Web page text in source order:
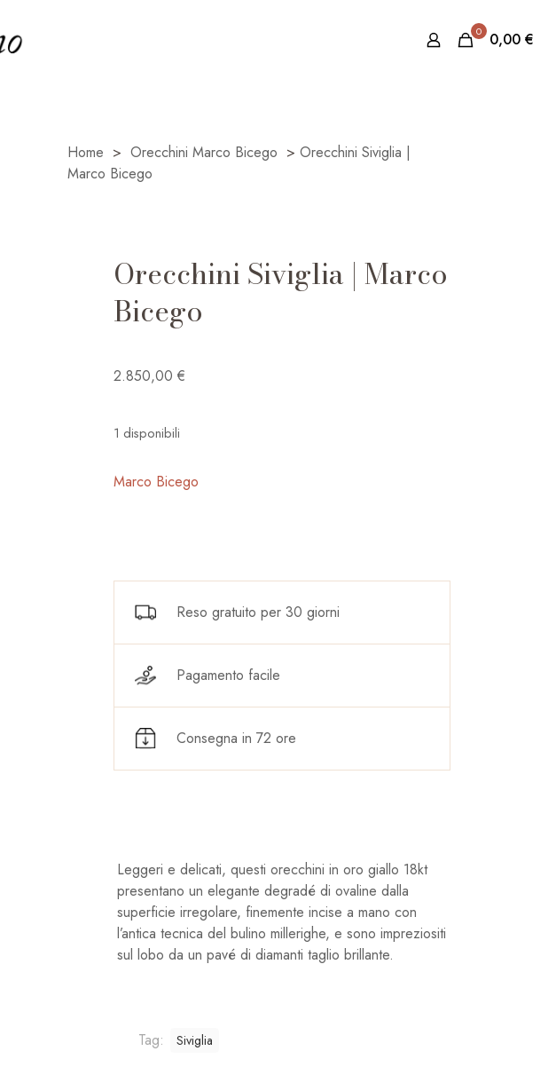
0 0,00 €
Home > Orecchini Marco Bicego > Orecchini Siviglia |
Marco Bicego
Orecchini Siviglia | Marco
Bicego
2.850,00 €
1 disponibili
Marco Bicego
Reso gratuito per 30 giorni
Pagamento facile
Consegna in 72 ore
Leggeri e delicati, questi orecchini in oro giallo 18kt
presentano un elegante degradé di ovaline dalla
superficie irregolare, finemente incise a mano con
l’antica tecnica del bulino millerighe, e sono impreziositi
sul lobo da un pavé di diamanti taglio brillante.
Tag: Siviglia